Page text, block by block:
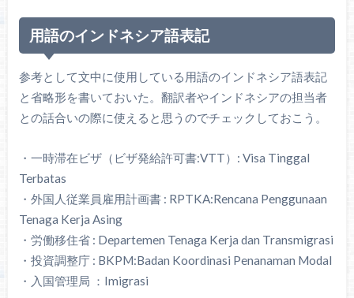
用語のインドネシア語表記
参考として文中に使用している用語のインドネシア語表記
と省略形を書いておいた。翻訳者やインドネシアの担当者
との話合いの際に使えると思うのでチェックしておこう。
・一時滞在ビザ（ビザ発給許可書:VTT）: Visa Tinggal
Terbatas
・外国人従業員雇用計画書 : RPTKA:Rencana Penggunaan
Tenaga Kerja Asing
・労働移住省 : Departemen Tenaga Kerja dan Transmigrasi
・投資調整庁 : BKPM:Badan Koordinasi Penanaman Modal
・入国管理局 ：Imigrasi